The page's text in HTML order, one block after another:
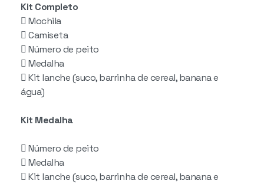
Kit Completo
 Mochila
 Camiseta
 Número de peito
 Medalha
 Kit lanche (suco, barrinha de cereal, banana e
água)
Kit Medalha
 Número de peito
 Medalha
 Kit lanche (suco, barrinha de cereal, banana e